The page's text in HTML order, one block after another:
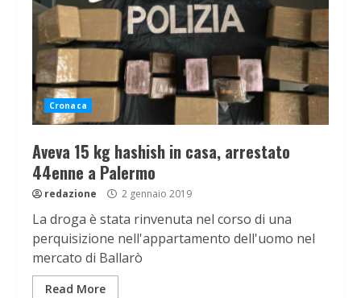
Cronaca
Aveva 15 kg hashish in casa, arrestato
44enne a Palermo
redazione 2 gennaio 2019
La droga è stata rinvenuta nel corso di una
perquisizione nell'appartamento dell'uomo nel
mercato di Ballarò
Read More